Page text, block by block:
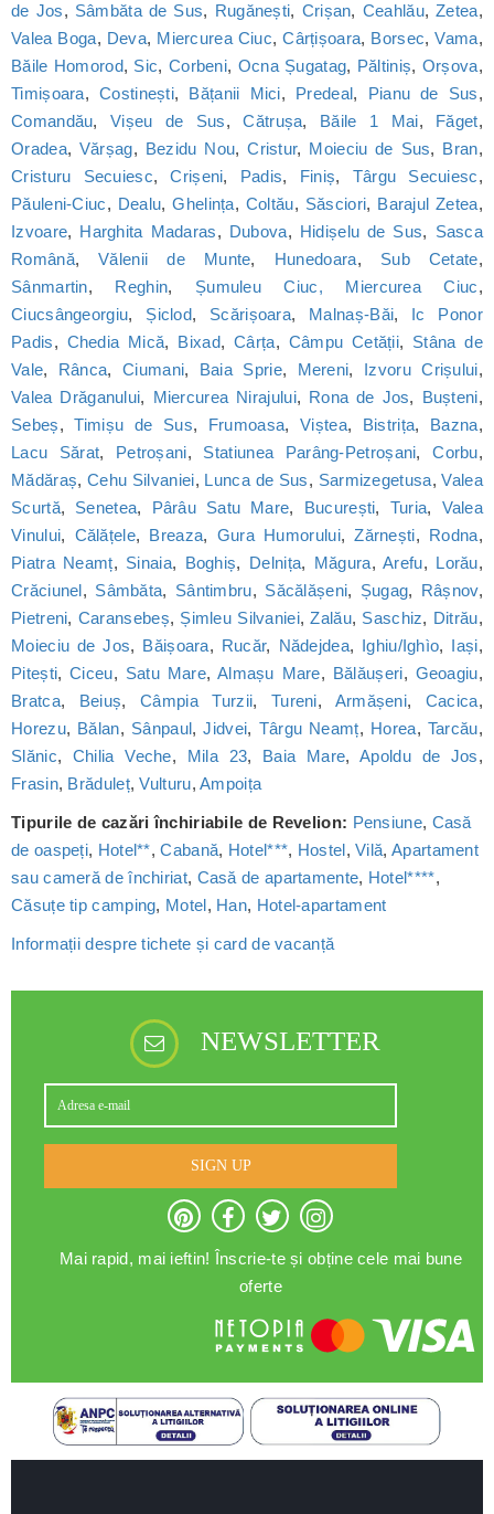
de Jos, Sâmbăta de Sus, Rugănești, Crișan, Ceahlău,Zetea,
Valea Boga, Deva, Miercurea Ciuc,Cârțișoara, Borsec,Vama,
Băile Homorod, Sic, Corbeni, Ocna Șugatag, Păltiniș, Orșova,
Timișoara,Costinești, Bățanii Mici, Predeal, Pianu de Sus,
Comandău,Vișeu de Sus,Cătrușa, Băile 1 Mai, Făget,
Oradea, Vărșag, Bezidu Nou,Cristur, Moieciu de Sus, Bran,
Cristuru Secuiesc,Crișeni, Padis, Finiș, Târgu Secuiesc,
Păuleni-Ciuc, Dealu,Ghelința, Coltău, Săsciori, Barajul Zetea,
Izvoare, Harghita Madaras, Dubova, Hidișelu de Sus, Sasca
Română,Vălenii de Munte, Hunedoara, Sub Cetate,
Sânmartin, Reghin, Șumuleu Ciuc, Miercurea Ciuc,
Ciucsângeorgiu, Șiclod, Scărișoara, Malnaș-Băi, Ic Ponor
Padis, Chedia Mică, Bixad,Cârța, Câmpu Cetății, Stâna de
Vale, Rânca,Ciumani, Baia Sprie, Mereni, Izvoru Crișului,
Valea Drăganului, Miercurea Nirajului, Rona de Jos, Bușteni,
Sebeș,Timișu de Sus, Frumoasa,Viștea, Bistrița, Bazna,
Lacu Sărat, Petroșani, Statiunea Parâng-Petroșani,Corbu,
Mădăraș,Cehu Silvaniei, Lunca de Sus, Sarmizegetusa,Valea
Scurtă, Senetea, Pârâu Satu Mare, București, Turia, Valea
Vinului, Călățele, Breaza, Gura Humorului,Zărnești, Rodna,
Piatra Neamț, Sinaia, Boghiș, Delnița, Măgura,Arefu, Lorău,
Crăciunel, Sâmbăta, Sântimbru, Săcălășeni, Șugag, Râșnov,
Pietreni, Caransebeș, Șimleu Silvaniei,Zalău, Saschiz, Ditrău,
Moieciu de Jos, Băișoara, Rucăr, Nădejdea, Ighiu/Ighìo, Iași,
Pitești,Ciceu, Satu Mare, Almașu Mare, Bălăușeri, Geoagiu,
Bratca, Beiuș, Câmpia Turzii, Tureni, Armășeni, Cacica,
Horezu, Bălan, Sânpaul,Jidvei, Târgu Neamț, Horea, Tarcău,
Slănic, Chilia Veche, Mila 23, Baia Mare,Apoldu de Jos,
Frasin, Brăduleț,Vulturu,Ampoița
Tipurile de cazări închiriabile de Revelion: Pensiune, Casă
de oaspeți, Hotel**,Cabană, Hotel***, Hostel,Vilă, Apartament
sau cameră de închiriat, Casă de apartamente, Hotel****,
Căsuțe tip camping, Motel, Han, Hotel-apartament
Informații despre tichete și card de vacanță
NEWSLETTER
SIGN UP
Mai rapid, mai ieftin! Înscrie-te și obține cele mai bune
oferte